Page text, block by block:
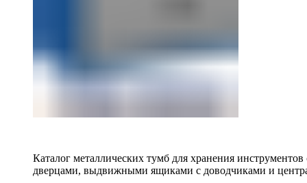
Каталог металлических тумб для хранения
дверцами, выдвижными ящиками с доводчиками и